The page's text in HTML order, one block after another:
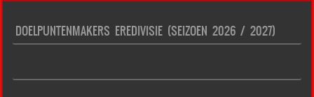
DOELPUNTENMAKERS EREDIVISIE (SEIZOEN 2026 / 2027)